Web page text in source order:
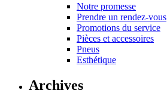
Notre promesse
Prendre un rendez-vous
Promotions du service
Pièces et accessoires
Pneus
Esthétique
Archives